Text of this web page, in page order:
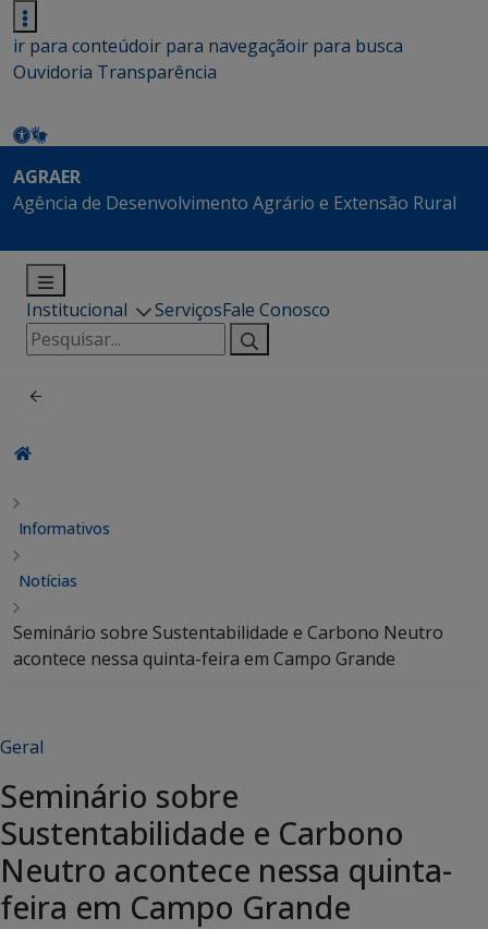
ir para conteúdoir para navegaçãoir para busca
Ouvidoria Transparência
AGRAER
Agência de Desenvolvimento Agrário e Extensão Rural
Institucional ServiçosFale Conosco
Pesquisar
por:
Informativos
Notícias
Seminário sobre Sustentabilidade e Carbono Neutro
acontece nessa quinta-feira em Campo Grande
Geral
Seminário sobre
Sustentabilidade e Carbono
Neutro acontece nessa quinta-
feira em Campo Grande